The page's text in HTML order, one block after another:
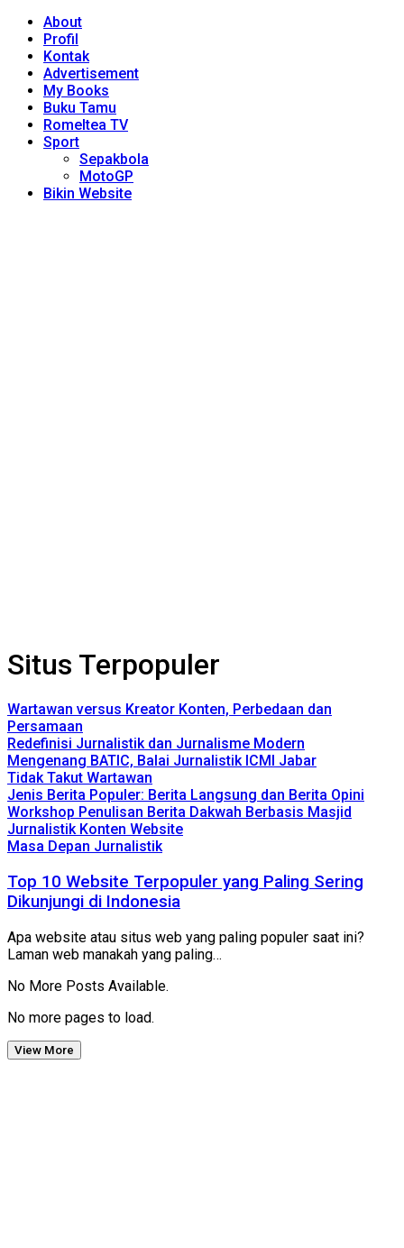
About
Profil
Kontak
Advertisement
My Books
Buku Tamu
Romeltea TV
Sport
Sepakbola
MotoGP
Bikin Website
Situs Terpopuler
Wartawan versus Kreator Konten, Perbedaan dan
Persamaan
Redefinisi Jurnalistik dan Jurnalisme Modern
Mengenang BATIC, Balai Jurnalistik ICMI Jabar
Tidak Takut Wartawan
Jenis Berita Populer: Berita Langsung dan Berita Opini
Workshop Penulisan Berita Dakwah Berbasis Masjid
Jurnalistik Konten Website
Masa Depan Jurnalistik
Top 10 Website Terpopuler yang Paling Sering
Dikunjungi di Indonesia
Apa website atau situs web yang paling populer saat ini?
Laman web manakah yang paling…
No More Posts Available.
No more pages to load.
View More